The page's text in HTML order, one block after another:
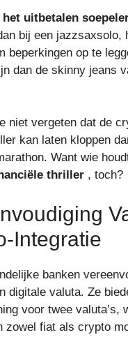
het uitbetalen
bij een jazzsaxsolo,
beperkingen op te
dan de skinny jeans
niet vergeten dat de
kan laten kloppen
Want wie
thriller , toch?
Integratie
banken
digitale valuta. Ze
voor twee valuta’s,
zowel fiat als crypto